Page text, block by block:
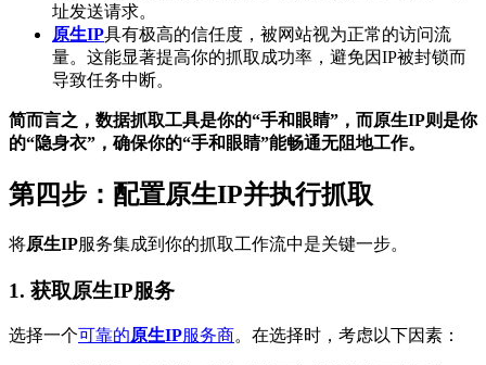
址发送请求。
原生IP具有极高的信任度，被网站视为正常的访问流
量。这能显著提高你的抓取成功率，避免因IP被封锁而
导致任务中断。
简而言之，数据抓取工具是你的“手和眼睛”，而原生IP则是你
的“隐身衣”，确保你的“手和眼睛”能畅通无阻地工作。
第四步：配置原生IP并执行抓取
将原生IP服务集成到你的抓取工作流中是关键一步。
1. 获取原生IP服务
选择一个可靠的原生IP服务商。在选择时，考虑以下因素：